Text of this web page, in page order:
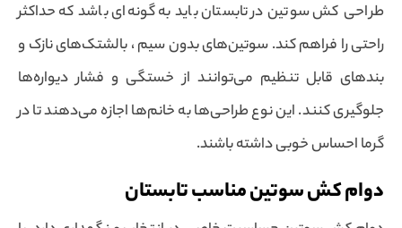
طراحی کش سوتین در تابستان باید به گونه‌ای باشد که حداکثر
راحتی را فراهم کند. سوتین‌های بدون سیم ، بالشتک‌های نازک و
بندهای قابل تنظیم می‌توانند از خستگی و فشار دیواره‌ها
جلوگیری کنند. این نوع طراحی‌ها به خانم‌ها اجازه می‌دهند تا در
گرما احساس خوبی داشته باشند.
دوام کش سوتین مناسب تابستان